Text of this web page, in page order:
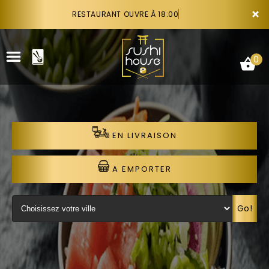
×
RESTAURANT OUVRE À 18:00
VOTRE COMPTE
NOTRE RESTAURANT
VOS AVIS
0
EN LIVRAISON
A EMPORTER
Go!